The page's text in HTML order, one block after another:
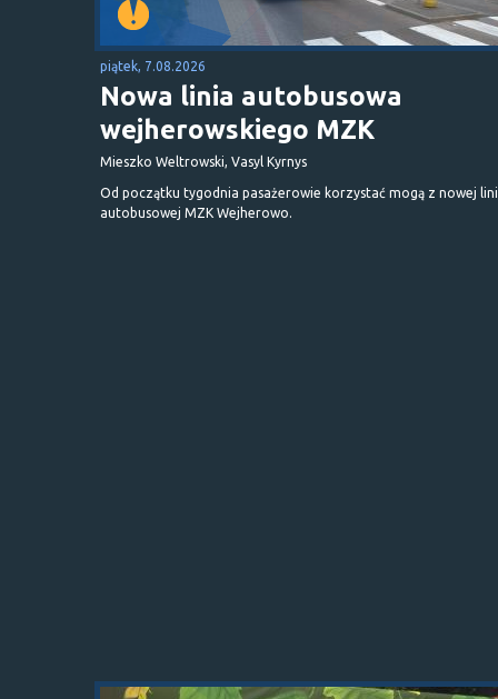
piątek, 7.08.2026
Nowa linia autobusowa
wejherowskiego MZK
Mieszko Weltrowski, Vasyl Kyrnys
Od początku tygodnia pasażerowie korzystać mogą z nowej
autobusowej MZK Wejherowo.